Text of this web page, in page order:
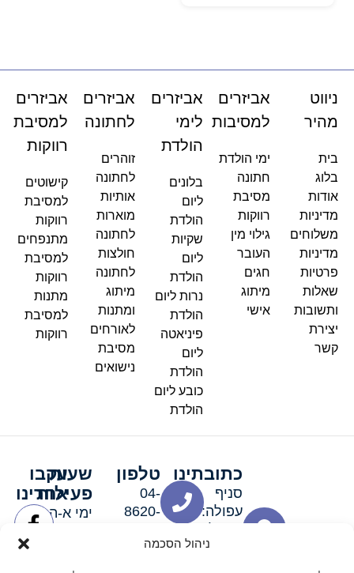
ניהול הסכמה
ניווט
מהיר
בית
בלוג
אודות
מדיניות
משלוחים
מדיניות
פרטיות
שאלות
ותשובות
יצירת
קשר
אביזרים
למסיבות
ימי הולדת
חתונה
מסיבת
רווקות
גילוי מין
העובר
חגים
מיתוג
אישי
אביזרים
לימי
הולדת
בלונים
ליום
הולדת
שקיות
ליום
הולדת
נרות ליום
הולדת
פיניאטה
ליום
הולדת
כובע ליום
הולדת
אביזרים
לחתונה
זוהרים
לחתונה
אותיות
מוארות
לחתונה
חולצות
לחתונה
מיתוג
ומתנות
לאורחים
מסיבת
נישואים
אביזרים
למסיבת
רווקות
קישוטים
למסיבת
רווקות
מתנפחים
למסיבת
רווקות
מתנות
למסיבת
רווקות
כתובתינו
סניף
עפולה:
סניף מגדל
טלפון
04-
8620-
שעות
פעילות
ימי א-ה:
ימי שישי
עקבו
אחרינו